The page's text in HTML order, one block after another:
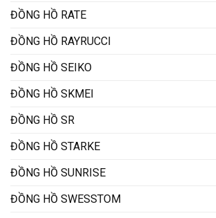
ĐỒNG HỒ RATE
ĐỒNG HỒ RAYRUCCI
ĐỒNG HỒ SEIKO
ĐỒNG HỒ SKMEI
ĐỒNG HỒ SR
ĐỒNG HỒ STARKE
ĐỒNG HỒ SUNRISE
ĐỒNG HỒ SWESSTOM